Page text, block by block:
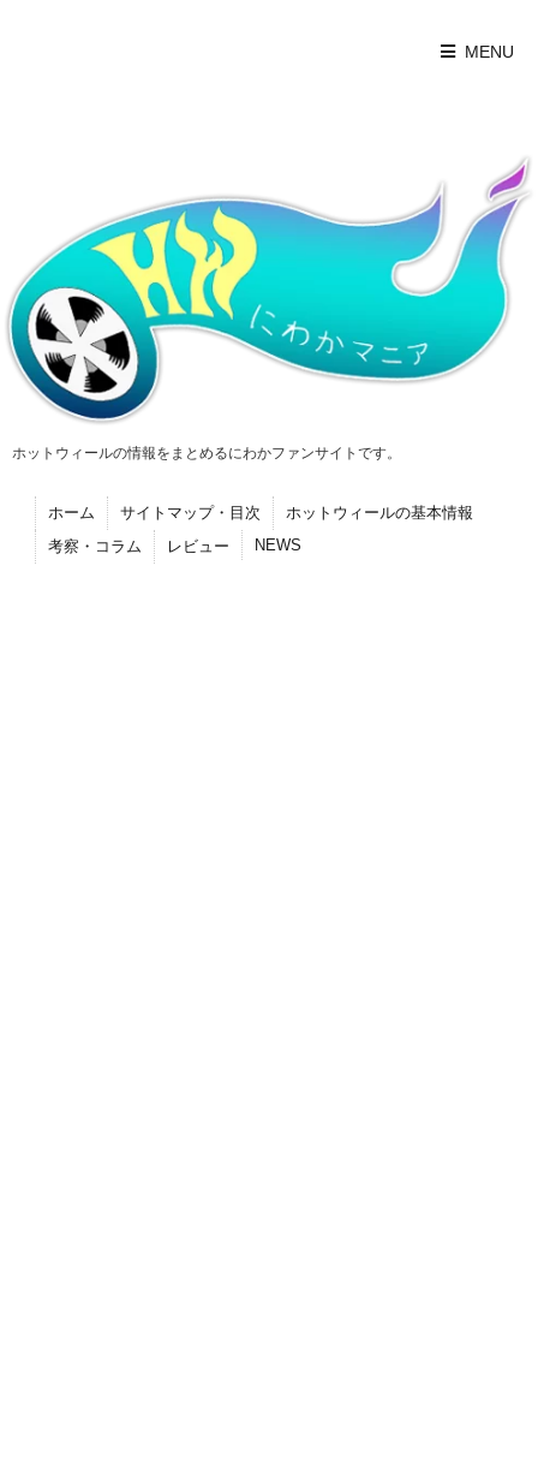
MENU
ホットウィールの情報をまとめるにわかファンサイトです。
ホーム サイトマップ・目次
ホットウィールの基本情報
考察・コラム
レビュー NEWS